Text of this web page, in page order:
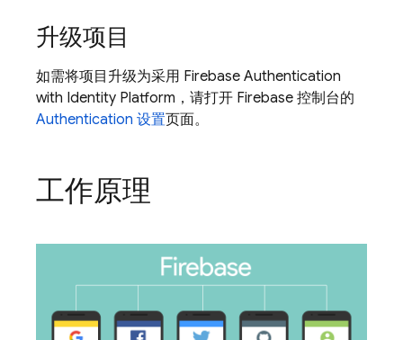
升级项目
如需将项目升级为采用 Firebase Authentication
with Identity Platform ，请打开 Firebase 控制台的
Authentication 设置页面。
工作原理